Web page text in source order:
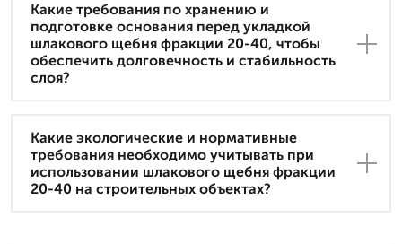
Какие требования по хранению и
подготовке основания перед укладкой
шлакового щебня фракции 20-40, чтобы
обеспечить долговечность и стабильность
слоя?
Какие экологические и нормативные
требования необходимо учитывать при
использовании шлакового щебня фракции
20-40 на строительных объектах?